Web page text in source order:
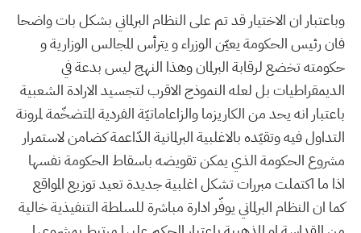
وباعتبار ان الاختيار قد تم على النظام البرلماني بشكل بات واضحا
فان رئيس الحكومة يعيّن الوزراء و يترأس المجالس الوزارية و
حكومته تخضع لرقابة البرلمان وهذا النهج ليس بدعة في
الديمقراطيات بل لعله النموذج الاقرب لتجسيد الارادة الشعبية
باعتبار انه يحد من الكاريزما والزاعاماتيّة الفردية المتضخّمة لمرونة
التداول فيه وتقيّده بالاغلبية البرلمانية الدّاعمة كضامن لاستمرار
مشروع الحكومة الذي يمكن تقويضه باسقاط الحكومة نفسها
اذا ما اكتملت مبررات تشكل اغلبية جديدة تعيد توزيع المواقع
كما ان النظام البرلماني يوفّر ادارة مباشرة للسلطة التنفيذية خالية